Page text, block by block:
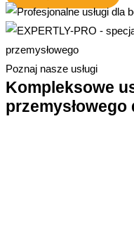
Poznaj nasze usługi
Kompleksowe